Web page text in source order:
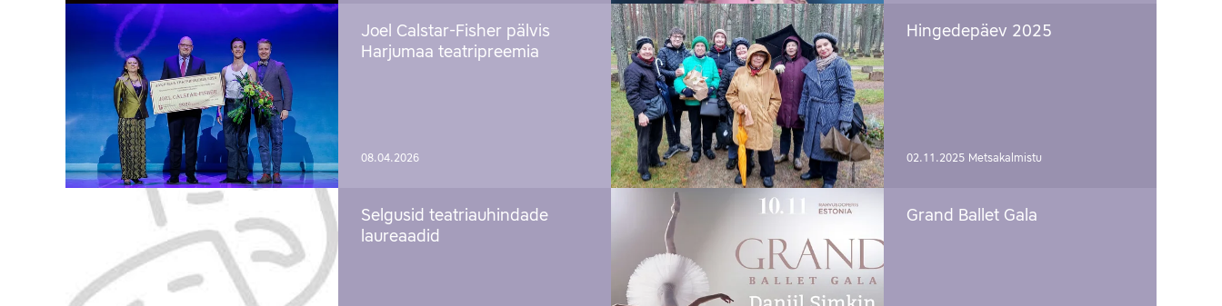
Joel Calstar-Fisher pälvis
Harjumaa teatripreemia
08.04.2026
Selgusid teatriauhindade
laureaadid
Hingedepäev 2025
02.11.2025 Metsakalmistu
Grand Ballet Gala